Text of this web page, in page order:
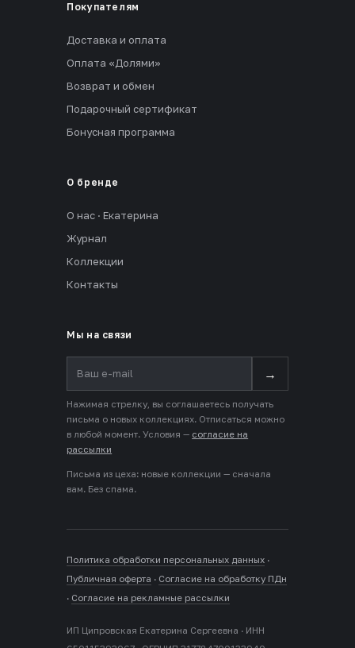
Покупателям
Доставка и оплата
Оплата «Долями»
Возврат и обмен
Подарочный сертификат
Бонусная программа
О бренде
О нас · Екатерина
Журнал
Коллекции
Контакты
Мы на связи
→
Нажимая стрелку, вы соглашаетесь получать
письма о новых коллекциях. Отписаться можно
в любой момент. Условия — согласие на
рассылки
Письма из цеха: новые коллекции — сначала
вам. Без спама.
Политика обработки персональных данных ·
Публичная оферта · Согласие на обработку ПДн
· Согласие на рекламные рассылки
ИП Ципровская Екатерина Сергеевна · ИНН